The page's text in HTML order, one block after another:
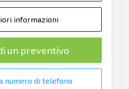
informazioni
un preventivo
numero di telefono